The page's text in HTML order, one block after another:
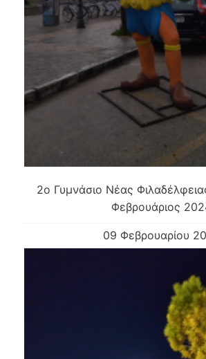
2ο Γυμνάσιο Νέας
Φεβρουάριος
09 Φεβρουαρίου